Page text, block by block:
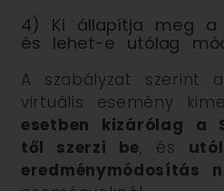
4) Ki állapítja meg a
és lehet-e utólag
A szabályzat szerint
virtuális esemény
esetben kizárólag a
től szerzi be, és
eredménymódosítás